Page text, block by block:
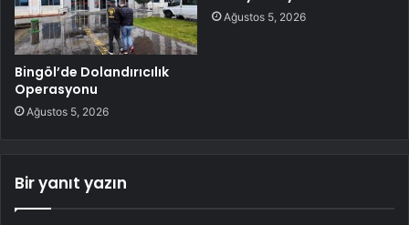
Bingöl’de Dolandırıcılık
Operasyonu
Ağustos 5, 2026
Ağustos 5, 2026
Bir yanıt yazın